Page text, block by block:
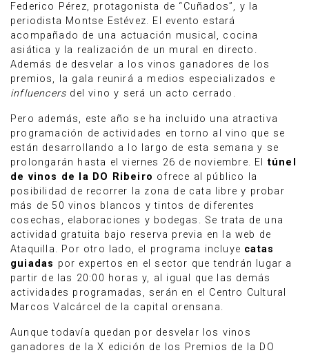
Federico Pérez, protagonista de “Cuñados”, y la
periodista Montse Estévez. El evento estará
acompañado de una actuación musical, cocina
asiática y la realización de un mural en directo.
Además de desvelar a los vinos ganadores de los
premios, la gala reunirá a medios especializados e
influencers del vino y será un acto cerrado.
Pero además, este año se ha incluido una atractiva
programación de actividades en torno al vino que se
están desarrollando a lo largo de esta semana y se
prolongarán hasta el viernes 26 de noviembre. Eltúnel
de vinos de la DO Ribeiro ofrece al público la
posibilidad de recorrer la zona de cata libre y probar
más de 50 vinos blancos y tintos de diferentes
cosechas, elaboraciones y bodegas. Se trata de una
actividad gratuita bajo reserva previa en la web de
Ataquilla. Por otro lado, el programa incluye catas
guiadas por expertos en el sector que tendrán lugar a
partir de las 20:00 horas y, al igual que las demás
actividades programadas, serán en el Centro Cultural
Marcos Valcárcel de la capital orensana.
Aunque todavía quedan por desvelar los vinos
ganadores de la X edición de los Premios de la DO